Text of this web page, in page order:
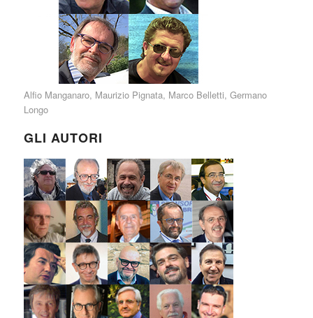
Alfio Manganaro, Maurizio Pignata, Marco Belletti, Germano
Longo
GLI AUTORI